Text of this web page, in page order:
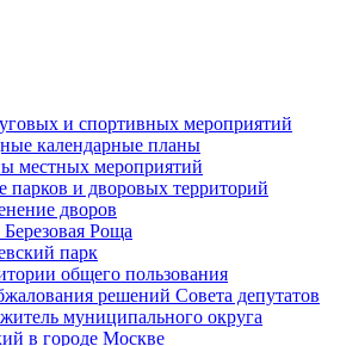
и спортивных мероприятий
календарные планы
местных мероприятий
парков и дворовых территорий
дворов
Роща
парк
общего пользования
решений Совета депутатов
муниципального округа
в городе Москве